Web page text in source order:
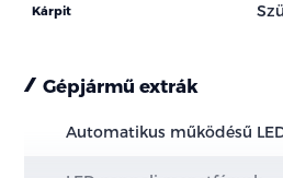
Kárpit
Gépjármű extrák
Automatikus működésű